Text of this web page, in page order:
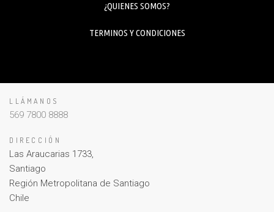
¿QUIENES SOMOS?
TERMINOS Y CONDICIONES
LLÁMANOS
569 7800 8888
DIRECCIÓN
Las Araucarias 1733,
Santiago
Región Metropolitana de Santiago
Chile